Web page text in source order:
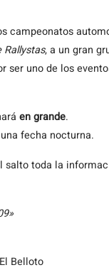
campeonatos
Rallystas, a un gran
ser uno de los
en grande.
fecha nocturna.
salto toda la
Belloto